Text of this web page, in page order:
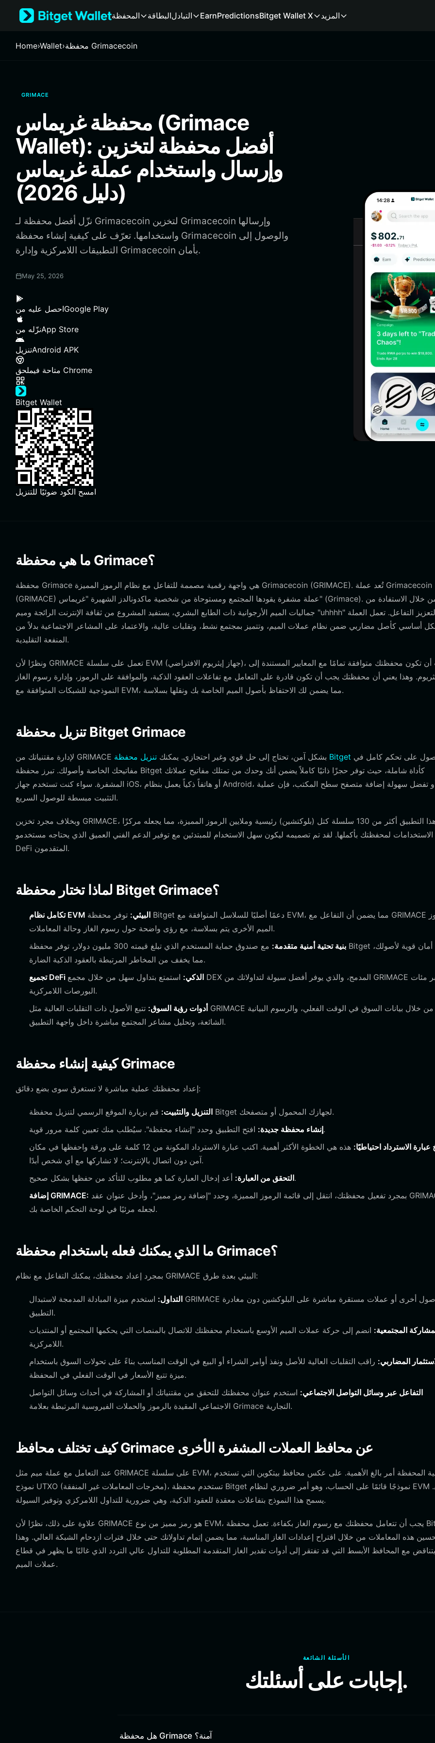
Русский
Español (Latinoamérica)
Deutsch
繁體中文
Português (Portugal)
Bahasa Indonesia
Español
Português (Brasil)
Español (Argentina)
المحفظة البطاقةالتبادل EarnPredictionsBitget Wallet X المزيد
Home›Wallet› محفظة Grimacecoin
GRIMACE
محفظة غريماس (Grimace
Wallet): أفضل محفظة لتخزين
وإرسال واستخدام عملة غريماس
(دليل 2026)
نزّل أفضل محفظة لـ Grimacecoin لتخزين Grimacecoin وإرسالها
واستخدامها. تعرّف على كيفية إنشاء محفظة Grimacecoin والوصول إلى
التطبيقات اللامركزية وإدارة Grimacecoin بأمان.
May 25, 2026
احصل عليه منGoogle Play
نزّله منApp Store
تنزيلAndroid APK
متاحة في ملحق Chrome
Bitget Wallet
امسح الكود ضوئيًا للتنزيل
ما هي محفظة Grimace؟
محفظة Grimace هي واجهة رقمية مصممة للتفاعل مع نظام الرموز المميزة Grimacecoin (GRIMACE). تُعد عملة Grimacecoin
(GRIMACE) عملة مشفرة يقودها المجتمع ومستوحاة من شخصية ماكدونالدز الشهيرة "غريماس" (Grimace). من خلال الاستفادة من
جماليات الميم الأرجوانية ذات الطابع البشري، يستفيد المشروع من ثقافة الإنترنت الرائجة وميم "uhhhh" لتعزيز التفاعل. تعمل العملة
أساسي كأصل مضاربي ضمن نظام عملات الميم، وتتميز بمجتمع نشط، وتقلبات عالية، والاعتماد على المشاعر الاجتماعية بدلاً من
المنفعة التقليدية.
ونظرًا لأن GRIMACE تعمل على سلسلة EVM (جهاز إيثريوم الافتراضي)، يجب أن تكون محفظتك متوافقة تمامًا مع المعايير المستندة إلى
وهذا يعني أن محفظتك يجب أن تكون قادرة على التعامل مع تفاعلات العقود الذكية، والموافقة على الرموز، وإدارة رسوم الغاز
النموذجية للشبكات المتوافقة مع EVM، مما يضمن لك الاحتفاظ بأصول الميم الخاصة بك ونقلها بسلاسة.
تنزيل محفظة Bitget Grimace
لإدارة مقتنياتك من GRIMACE بشكل آمن، تحتاج إلى حل قوي وغير احتجازي. يمكنك تنزيل محفظة Bitget
مفاتيحك الخاصة وأصولك. تبرز محفظة Bitget كأداة شاملة، حيث توفر حجزًا ذاتيًا كاملاً يضمن أنك وحدك من تمتلك مفاتيح عملاتك
المشفرة. سواء كنت تستخدم جهاز iOS، أو هاتفاً ذكياً يعمل بنظام Android، أو تفضل سهولة إضافة متصفح سطح المكتب، فإن عملية
التثبيت مبسطة للوصول السريع.
وبخلاف مجرد تخزين GRIMACE، يدعم هذا التطبيق أكثر من 130 سلسلة كتل (بلوكتشين) رئيسية وملايين الرموز المميزة، مما يجعله مركزًا
الاستخدامات لمحفظتك بأكملها. لقد تم تصميمه ليكون سهل الاستخدام للمبتدئين مع توفير الدعم الفني العميق الذي يحتاجه مستخدمو
DeFi المتقدمون.
لماذا تختار محفظة Bitget Grimace؟
تكامل نظام EVM البيئي: توفر محفظة Bitget دعمًا أصليًا للسلاسل المتوافقة مع EVM، مما يضمن أن التفاعل مع GRIMACE ورموز
الميم الأخرى يتم بسلاسة، مع رؤى واضحة حول رسوم الغاز وحالة المعاملات.
بنية تحتية أمنية متقدمة:
مع صندوق حماية المستخدم الذي تبلغ قيمته 300 مليون دولار، توفر محفظة Bitget طبقة أمان قوية لأصولك،
مما يخفف من المخاطر المرتبطة بالعقود الذكية الضارة.
تجميع DeFi الذكي: استمتع بتداول سهل من خلال مجمع DEX المدمج، والذي يوفر أفضل سيولة لتداولاتك من GRIMACE عبر مئات
البورصات اللامركزية.
أدوات رؤية السوق: تتبع الأصول ذات التقلبات العالية مثل GRIMACE من خلال بيانات السوق في الوقت الفعلي، والرسوم البيانية
الشائعة، وتحليل مشاعر المجتمع مباشرة داخل واجهة التطبيق.
كيفية إنشاء محفظة Grimace
إعداد محفظتك عملية مباشرة لا تستغرق سوى بضع دقائق:
التنزيل والتثبيت:
قم بزيارة الموقع الرسمي لتنزيل محفظة Bitget لجهازك المحمول أو متصفحك.
إنشاء محفظة جديدة:افتح التطبيق وحدد "إنشاء محفظة". سيُطلب منك تعيين كلمة مرور قوية.
الاسترداد احتياطيًا:
هذه هي الخطوة الأكثر أهمية. اكتب عبارة الاسترداد المكونة من 12 كلمة على ورقة واحفظها في مكان
آمن دون اتصال بالإنترنت؛ لا تشاركها مع أي شخص أبدًا.
التحقق من العبارة:أعد إدخال العبارة كما هو مطلوب للتأكد من حفظها بشكل صحيح.
إضافة GRIMACE:
لجعله مرئيًا في لوحة التحكم الخاصة بك.
ما الذي يمكنك فعله باستخدام محفظة Grimace؟
بمجرد إعداد محفظتك، يمكنك التفاعل مع نظام GRIMACE البيئي بعدة طرق:
التداول: استخدم ميزة المبادلة المدمجة لاستبدال GRIMACE بأصول أخرى أو عملات مستقرة مباشرة على البلوكشين دون مغادرة
التطبيق.
المجتمعية: انضم إلى حركة عملات الميم الأوسع باستخدام محفظتك للاتصال بالمنصات التي يحكمها المجتمع أو المنتديات
اللامركزية.
المضاربي: راقب التقلبات العالية للأصل ونفذ أوامر الشراء أو البيع في الوقت المناسب بناءً على تحولات السوق باستخدام
ميزة تتبع الأسعار في الوقت الفعلي في المحفظة.
التفاعل عبر وسائل التواصل الاجتماعي: استخدم عنوان محفظتك للتحقق من مقتنياتك أو المشاركة في أحداث وسائل التواصل
الاجتماعي المقيدة بالرموز والحملات الفيروسية المرتبطة بعلامة Grimace التجارية.
كيف تختلف محافظ Grimace عن محافظ العملات المشفرة الأخرى
عند التعامل مع عملة ميم مثل GRIMACE على سلسلة EVM، فإن بنية المحفظة أمر بالغ الأهمية. على عكس محافظ بيتكوين التي تستخدم
نموذج UTXO (مخرجات المعاملات غير المنفقة)، تستخدم محفظة Bitget نموذجًا قائمًا على الحساب، وهو أمر ضروري لنظام EVM البيئي.
يسمح هذا النموذج بتفاعلات معقدة للعقود الذكية، وهي ضرورية للتداول اللامركزي وتوفير السيولة.
علاوة على ذلك، نظرًا لأن GRIMACE هو رمز مميز من نوع EVM، يجب أن تتعامل محفظتك مع رسوم الغاز بكفاءة. تعمل محفظة Bitget
هذه المعاملات من خلال اقتراح إعدادات الغاز المناسبة، مما يضمن إتمام تداولاتك حتى خلال فترات ازدحام الشبكة العالي. وهذا
يتناقض مع المحافظ الأبسط التي قد تفتقر إلى أدوات تقدير الغاز المتقدمة المطلوبة للتداول عالي التردد الذي غالبًا ما يظهر في قطاع
عملات الميم.
الأسئلة الشائعة
إجابات على أسئلتك.
هل محفظة Grimace آمنة؟